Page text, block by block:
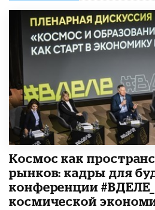
Космос как
рынков: кадры для
конференции
космической